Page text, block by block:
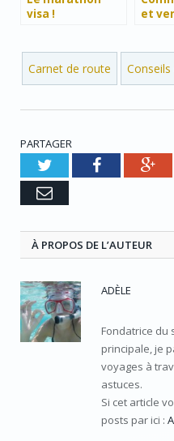
visa !
et
Carnet de route
PARTAGER
TwitterFacebook
e-
À PROPOS DE L’AUTEUR
ADÈLE
Fondatrice du
principale, je
voyages à
astuces.
Si cet article
posts par ici :